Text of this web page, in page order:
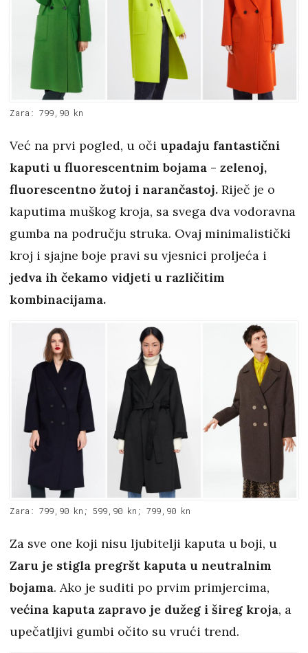
Zara: 799,90 kn
Već na prvi pogled, u oči upadaju fantastični
kaputi u fluorescentnim bojama - zelenoj,
fluorescentno žutoj i narančastoj. Riječ je o
kaputima muškog kroja, sa svega dva vodoravna
gumba na području struka. Ovaj minimalistički
kroj i sjajne boje pravi su vjesnici proljeća i
jedva ih čekamo vidjeti u različitim
kombinacijama.
Zara: 799,90 kn; 599,90 kn; 799,90 kn
Za sve one koji nisu ljubitelji kaputa u boji, u
Zaru je stigla pregršt kaputa u neutralnim
bojama. Ako je suditi po prvim primjercima,
većina kaputa zapravo je dužeg i šireg kroja, a
upečatljivi gumbi očito su vrući trend.